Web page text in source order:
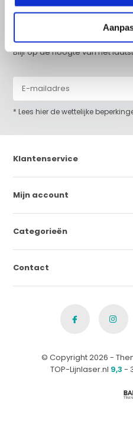
Blijf op de hoogte van het
* Lees hier de wettelijke
Klantenservice
Mijn account
Categorieën
Contact
© Copyright 2026 -
TOP-Lijnlaser.nl 9,3 -